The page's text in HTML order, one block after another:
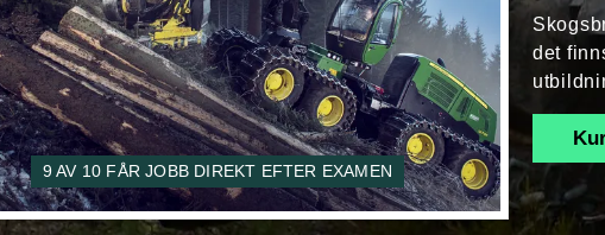
9 AV 10 FÅR JOBB DIREKT EFTER EXAMEN
det